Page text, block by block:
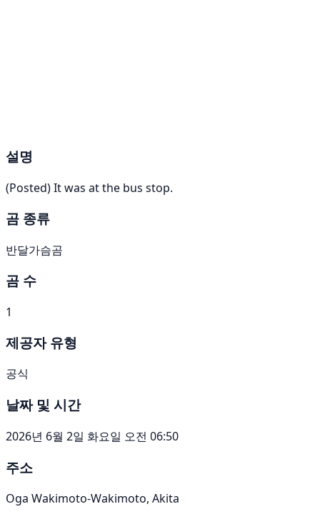
설명
(Posted) It was at the bus stop.
곰 종류
반달가슴곰
곰 수
1
제공자 유형
공식
날짜 및 시간
2026년 6월 2일 화요일 오전 06:50
주소
Oga Wakimoto-Wakimoto, Akita